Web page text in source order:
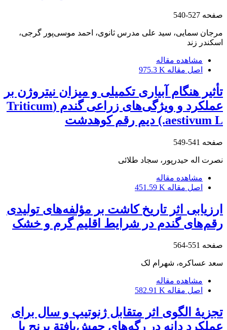
صفحه 527-540
مرجان سمایی، سید علی مدرس ثانوی، احمد موسی‌پور گرجی،
اسکندر زند
مشاهده مقاله
اصل مقاله 975.3 K
تأثیر هنگام آبیاری تکمیلی و میزان نیتروژن بر
عملکرد و ویژگی‌های زراعی گندم (Triticum
aestivum L.) دیم رقم کوهدشت
صفحه 541-549
نصرت اله حیدرپور، سجاد طلائی
مشاهده مقاله
اصل مقاله 451.59 K
ارزیابی اثر تاریخ کاشت بر مؤلفه‌های تولیدی
رقم‌های گندم در شرایط اقلیم گرم و خشک
صفحه 551-564
سعد عساکره، شهرام لک
مشاهده مقاله
اصل مقاله 582.91 K
تجزیۀ الگوی اثر متقابل ژنوتیپ و سال برای
عملکرد دانه در رگه‌های جهش‌یافتة برنج با